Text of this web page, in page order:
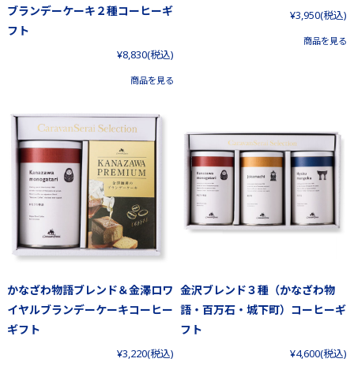
ブランデーケーキ２種コーヒーギ
フト
¥8,830(税込)
商品を見る
¥3,950(税込)
商品を見る
かなざわ物語ブレンド＆金澤ロワ
イヤルブランデーケーキコーヒー
ギフト
¥3,220(税込)
金沢ブレンド３種（かなざわ物
語・百万石・城下町）コーヒーギ
フト
¥4,600(税込)